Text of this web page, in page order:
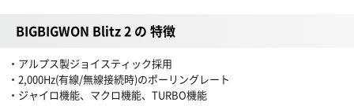
BIGBIGWON Blitz 2 の 特徴
・アルプス製ジョイスティック採用
・2,000Hz(有線/無線接続時)のポーリングレート
・ジャイロ機能、マクロ機能、TURBO機能